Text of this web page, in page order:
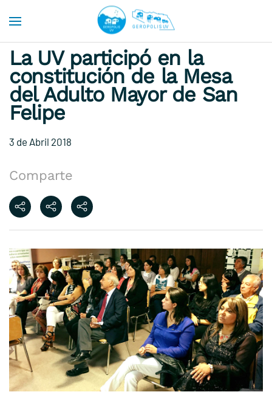
Skip to main content
La UV participó en la
constitución de la Mesa
del Adulto Mayor de San
Felipe
3 de Abril 2018
Comparte